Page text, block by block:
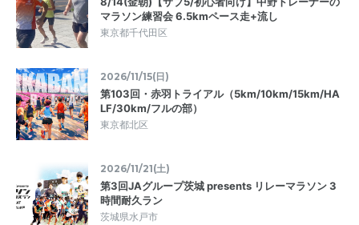
マラソン練習会 6.5kmペース走+流し
東京都千代田区
2026/11/15(日)
第103回・赤羽トライアル（5km/10km/15km/HA
LF/30km/フルの部）
東京都北区
2026/11/21(土)
第3回JAグループ茨城 presents リレーマラソン 3
時間耐久ラン
茨城県水戸市